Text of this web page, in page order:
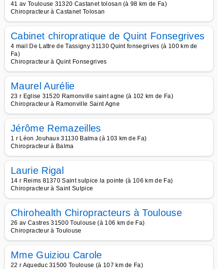
41 av Toulouse 31320 Castanet tolosan (à 98 km de Fa)
Chiropracteur à Castanet Tolosan
Cabinet chiropratique de Quint Fonsegrives
4 mail De Lattre de Tassigny 31130 Quint fonsegrives (à 100 km de
Fa)
Chiropracteur à Quint Fonsegrives
Maurel Aurélie
23 r Eglise 31520 Ramonville saint agne (à 102 km de Fa)
Chiropracteur à Ramonville Saint Agne
Jérôme Remazeilles
1 r Léon Jouhaux 31130 Balma (à 103 km de Fa)
Chiropracteur à Balma
Laurie Rigal
14 r Reims 81370 Saint sulpice la pointe (à 106 km de Fa)
Chiropracteur à Saint Sulpice
Chirohealth Chiropracteurs à Toulouse
26 av Castres 31500 Toulouse (à 106 km de Fa)
Chiropracteur à Toulouse
Mme Guiziou Carole
22 r Aqueduc 31500 Toulouse (à 107 km de Fa)